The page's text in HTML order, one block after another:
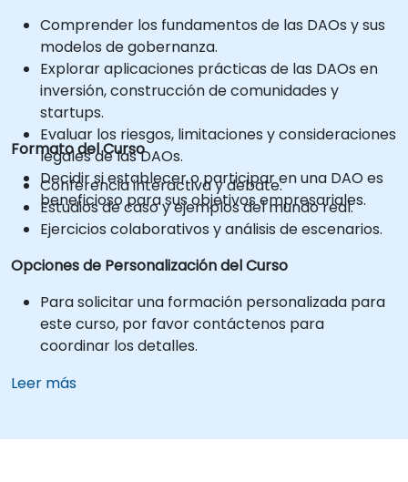
Comprender los fundamentos de las DAOs y sus
modelos de gobernanza.
Explorar aplicaciones prácticas de las DAOs en
inversión, construcción de comunidades y
startups.
Evaluar los riesgos, limitaciones y consideraciones
legales de las DAOs.
Decidir si establecer o participar en una DAO es
beneficioso para sus objetivos empresariales.
Formato del Curso
Conferencia interactiva y debate.
Estudios de caso y ejemplos del mundo real.
Ejercicios colaborativos y análisis de escenarios.
Opciones de Personalización del Curso
Para solicitar una formación personalizada para
este curso, por favor contáctenos para
coordinar los detalles.
Leer más